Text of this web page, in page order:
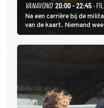
VANAVOND 20:00 - 22:45·
Na een carrière bij de
van de kaart. Niemand
hem vraagt.